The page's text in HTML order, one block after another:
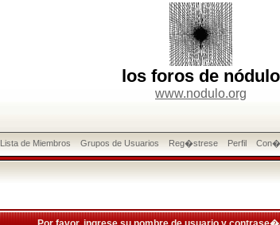
los foros de nódulo
www.nodulo.org
Lista de Miembros Grupos de Usuarios Reg�strese Perfil